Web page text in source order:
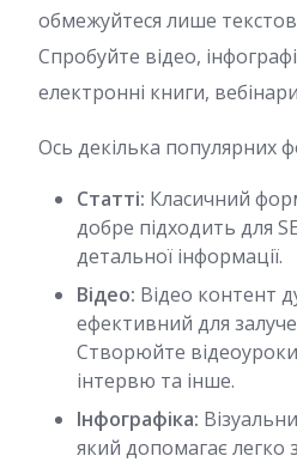
обмежуйтеся лише
Спробуйте відео,
електронні книги,
Ось декілька популярних
Статті: Класичний
добре підходить для
детальної інформації.
Відео: Відео контент
ефективний для
Створюйте
інтервю та інше.
Інфографіка:
який допомагає легко